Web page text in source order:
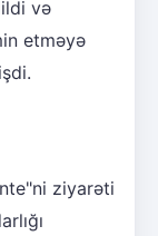
və
etməyə
ziyarəti